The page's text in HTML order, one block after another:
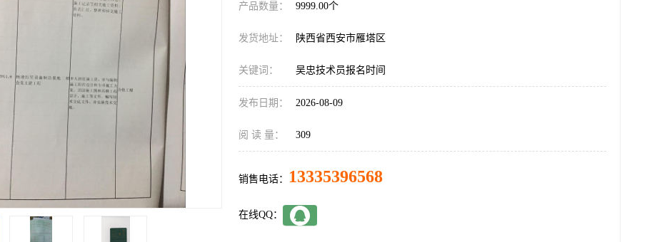
产品数量： 9999.00个
发货地址： 陕西省西安市雁塔区
关键词： 吴忠技术员报名时间
发布日期： 2026-08-09
阅 读 量： 309
销售电话： 13335396568
在线QQ：